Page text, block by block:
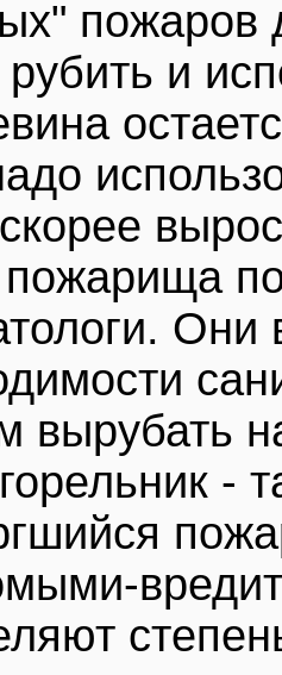
пожаров
и
Они
вырубать
-